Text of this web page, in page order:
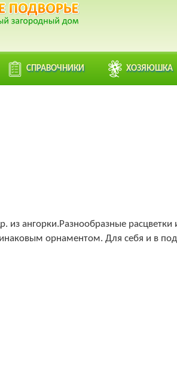
СПРАВОЧНИКИ ХОЗЯЮШКА
из ангорки.Разнообразные расцветки
орнаментом. Для себя и в